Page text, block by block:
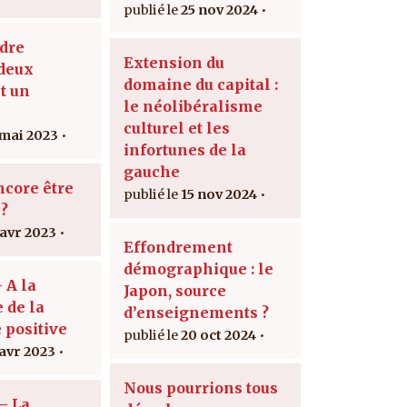
un
2023
être
2023
A la
de la
positive
2023
25 nov 2024
Extension du
domaine du capital :
le néolibéralisme
culturel et les
infortunes de la
gauche
15 nov 2024
Effondrement
démographique : le
Japon, source
d’enseignements ?
20 oct 2024
Nous pourrions tous